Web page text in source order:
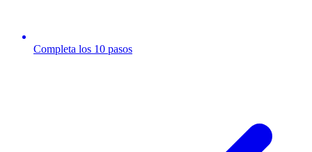
Completa los 10 pasos